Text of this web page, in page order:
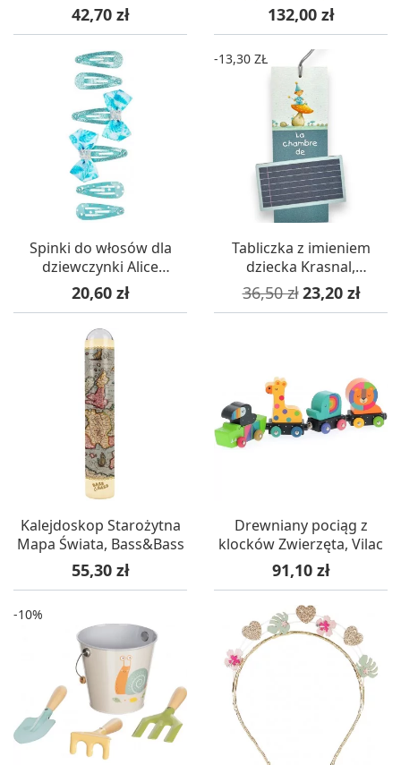
Cena
42,70 zł
Cena
132,00 zł
Spinki do włosów dla
dziewczynki Alice
niebieskie 6 szt, Souza!
Cena
20,60 zł
Tabliczka z imieniem
dziecka Krasnal,
Titoutam
Cena podstawowa
36,50 zł Cena
23,20 zł
-13,30 ZŁ
Kalejdoskop Starożytna
Mapa Świata, Bass&Bass
Cena
55,30 zł
Drewniany pociąg z
klocków Zwierzęta, Vilac
Cena
91,10 zł
-10%